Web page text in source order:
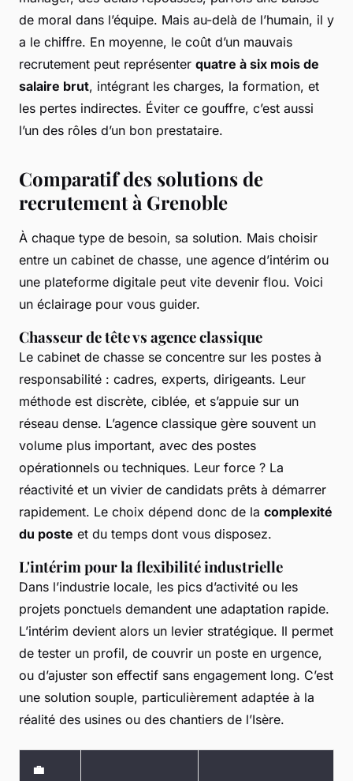
de moral dans l’équipe. Mais au-delà de l’humain, il y
a le chiffre. En moyenne, le coût d’un mauvais
recrutement peut représenter quatre à six mois de
salaire brut, intégrant les charges, la formation, et
les pertes indirectes. Éviter ce gouffre, c’est aussi
l’un des rôles d’un bon prestataire.
Comparatif des solutions de
recrutement à Grenoble
À chaque type de besoin, sa solution. Mais choisir
entre un cabinet de chasse, une agence d’intérim ou
une plateforme digitale peut vite devenir flou. Voici
un éclairage pour vous guider.
Chasseur de tête vs agence classique
Le cabinet de chasse se concentre sur les postes à
responsabilité : cadres, experts, dirigeants. Leur
méthode est discrète, ciblée, et s’appuie sur un
réseau dense. L’agence classique gère souvent un
volume plus important, avec des postes
opérationnels ou techniques. Leur force ? La
réactivité et un vivier de candidats prêts à démarrer
rapidement. Le choix dépend donc de la complexité
du poste et du temps dont vous disposez.
L'intérim pour la flexibilité industrielle
Dans l’industrie locale, les pics d’activité ou les
projets ponctuels demandent une adaptation rapide.
L’intérim devient alors un levier stratégique. Il permet
de tester un profil, de couvrir un poste en urgence,
ou d’ajuster son effectif sans engagement long. C’est
une solution souple, particulièrement adaptée à la
réalité des usines ou des chantiers de l’Isère.
💼